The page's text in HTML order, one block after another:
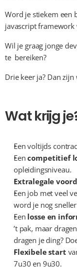
Word je stiekem een
javascript framework
Wil je graag jonge
te  bereiken?
Drie keer ja? Dan zijn
Wat krijg
Een voltijds
Een competitief
opleidingsniveau.
Extralegale
Een job met veel
word je nog
Een losse en
’t pak, maar
dragen je ding?
Flexibele start
7u30 en 9u30.